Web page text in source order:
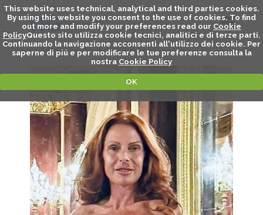
This website uses technical, analytical and third parties cookies.
By using this website you consent to the use of cookies. To find
out more and modify your preferences read our Cookie
PolicyQuesto sito utilizza cookie tecnici, analitici e di terze parti.
Continuando la navigazione acconsenti all'utilizzo dei cookie. Per
saperne di piú e per modificare le tue preferenze consulta la
nostra Cookie Policy
OK
CLAUDIA CENCI - SPEAKER